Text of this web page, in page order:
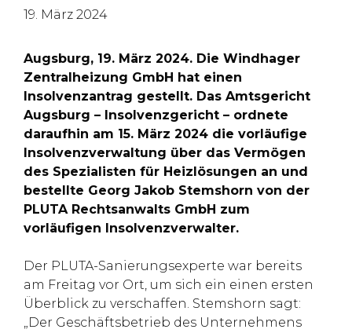
19. März 2024
Augsburg, 19. März 2024. Die Windhager
Zentralheizung GmbH hat einen
Insolvenzantrag gestellt. Das Amtsgericht
Augsburg – Insolvenzgericht – ordnete
daraufhin am 15. März 2024 die vorläufige
Insolvenzverwaltung über das Vermögen
des Spezialisten für Heizlösungen an und
bestellte Georg Jakob Stemshorn von der
PLUTA Rechtsanwalts GmbH zum
vorläufigen Insolvenzverwalter.
Der PLUTA-Sanierungsexperte war bereits
am Freitag vor Ort, um sich ein einen ersten
Überblick zu verschaffen. Stemshorn sagt:
„Der Geschäftsbetrieb des Unternehmens